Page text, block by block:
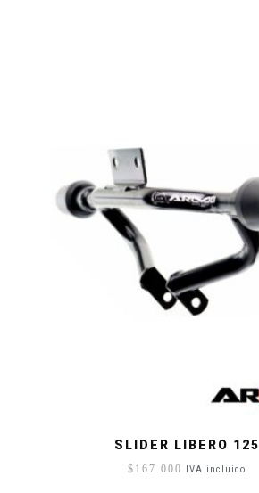
SLIDER LIBERO 125
$ 167.000 IVA incluido